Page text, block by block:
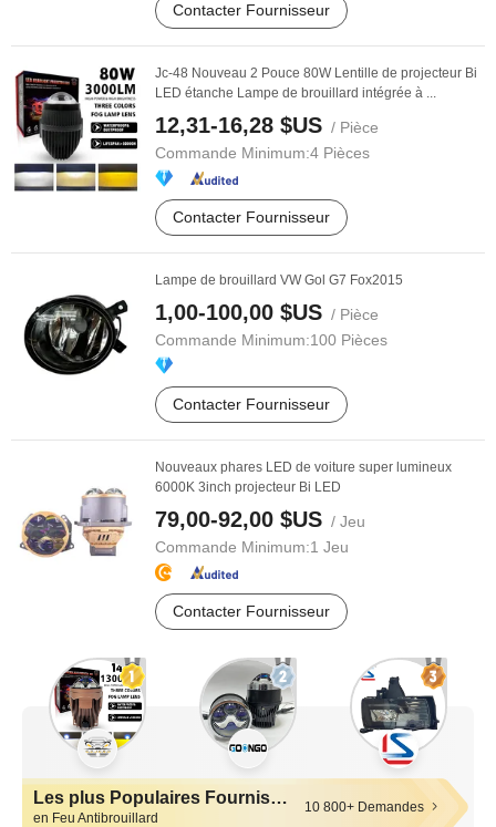
Contacter Fournisseur
Jc-48 Nouveau 2 Pouce 80W Lentille de projecteur Bi
LED étanche Lampe de brouillard intégrée à ...
12,31-16,28 $US / Pièce
Commande Minimum:4 Pièces
Contacter Fournisseur
Lampe de brouillard VW Gol G7 Fox2015
1,00-100,00 $US / Pièce
Commande Minimum:100 Pièces
Contacter Fournisseur
Nouveaux phares LED de voiture super lumineux
6000K 3inch projecteur Bi LED
79,00-92,00 $US / Jeu
Commande Minimum:1 Jeu
Contacter Fournisseur
Les plus Populaires Fournisseurs
en Feu Antibrouillard
10 800+ Demandes